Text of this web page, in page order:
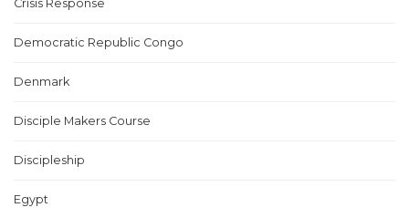
Crisis Response
Democratic Republic Congo
Denmark
Disciple Makers Course
Discipleship
Egypt